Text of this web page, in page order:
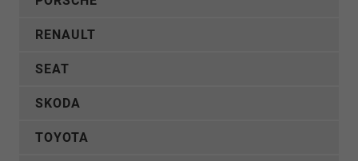
RENAULT
SEAT
SKODA
TOYOTA